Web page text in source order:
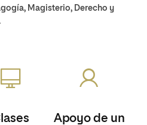
Magisterio, Derecho y
Apoyo de un